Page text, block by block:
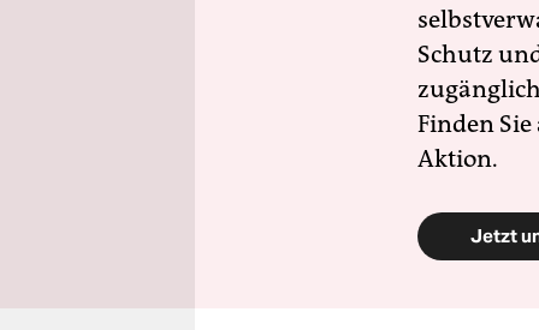
Schutz
Finden
Aktion.
Jetzt